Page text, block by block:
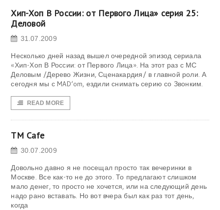
Хип-Хоп В России: от Первого Лица» серия 25:
Деловой
31.07.2009
Несколько дней назад вышел очередной эпизод сериала
«Хип-Хоп В России: от Первого Лица». На этот раз с МС
Деловым /Дерево Жизни, Сценакардия/ в главной роли. А
сегодня мы с MAD‘om, ездили снимать серию со Звонким.
READ MORE
TM Cafe
30.07.2009
Довольно давно я не посещал просто так вечеринки в
Москве. Все как-то не до этого. То предлагают слишком
мало денег, то просто не хочется, или на следующий день
надо рано вставать. Но вот вчера был как раз тот день,
когда